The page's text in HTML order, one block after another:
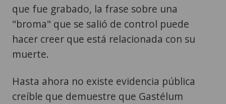
que fue grabado, la frase sobre una
"broma" que se salió de control puede
hacer creer que está relacionada con su
muerte.
Hasta ahora no existe evidencia pública
creíble que demuestre que Gastélum